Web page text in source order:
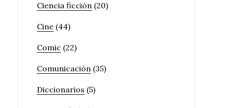
Ciencia ficción (20)
Cine (44)
Comic (22)
Comunicación (35)
Diccionarios (5)